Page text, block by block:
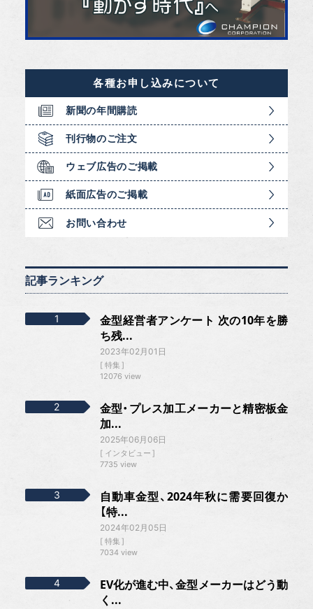
各種お申し込みについて
新聞の年間購読
刊行物のご注文
ウェブ広告のご掲載
紙面広告のご掲載
お問い合わせ
記事ランキング
金型経営者アンケート 次の10年を勝
ち残...
2023年02月01日
特集
12076 view
金型・プレス加工メーカーと精密板金
加...
2025年06月06日
インタビュー
7735 view
自動車金型、2024年秋に需要回復か
【特...
2024年02月05日
特集
7034 view
EV化が進む中、金型メーカーはどう動
く...